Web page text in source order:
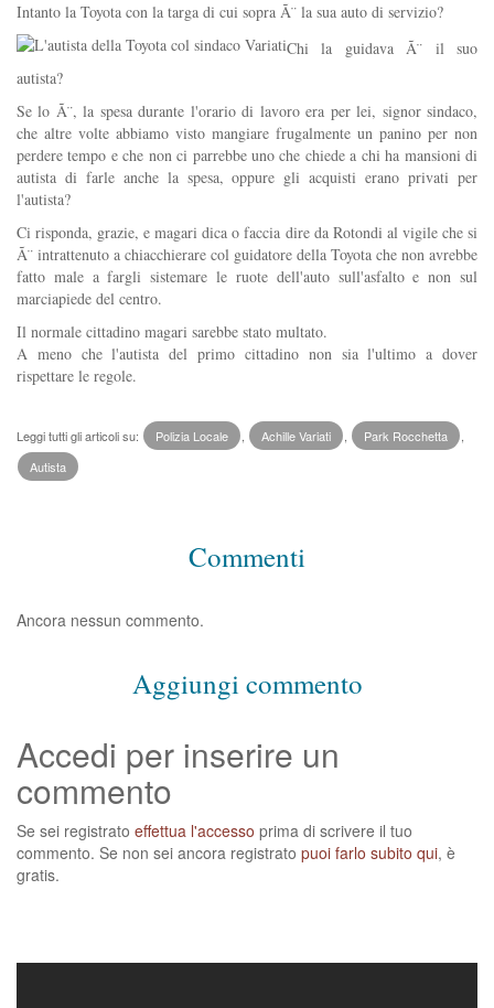
Intanto la Toyota con la targa di cui sopra Ã¨ la sua auto di servizio?
Chi la guidava Ã¨ il suo
autista?
Se lo Ã¨, la spesa durante l'orario di lavoro era per lei, signor sindaco,
che altre volte abbiamo visto mangiare frugalmente un panino per non
perdere tempo e che non ci parrebbe uno che chiede a chi ha mansioni di
autista di farle anche la spesa, oppure gli acquisti erano privati per
l'autista?
Ci risponda, grazie, e magari dica o faccia dire da Rotondi al vigile che si
Ã¨ intrattenuto a chiacchierare col guidatore della Toyota che non avrebbe
fatto male a fargli sistemare le ruote dell'auto sull'asfalto e non sul
marciapiede del centro.
Il normale cittadino magari sarebbe stato multato.
A meno che l'autista del primo cittadino non sia l'ultimo a dover
rispettare le regole.
Leggi tutti gli articoli su: Polizia Locale Achille Variati Park Rocchetta
Autista
Commenti
Ancora nessun commento.
Aggiungi commento
Accedi per inserire un
commento
Se sei registrato effettua l'accesso prima di scrivere il tuo
commento. Se non sei ancora registrato puoi farlo subito qui, è
gratis.